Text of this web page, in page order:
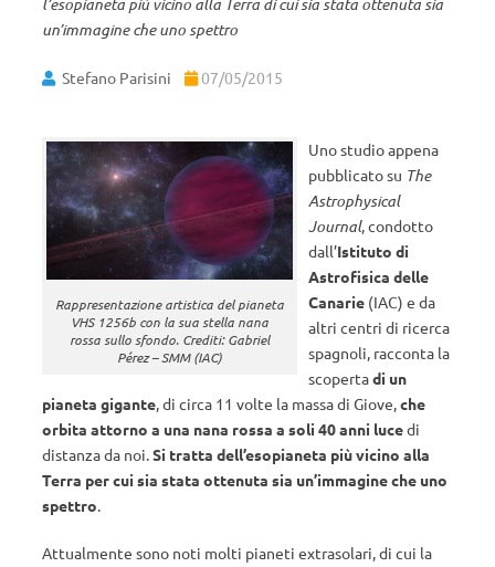
un’immagine che uno spettro
Stefano Parisini 07/05/2015
Rappresentazione artistica del pianeta
VHS 1256b con la sua stella nana
rossa sullo sfondo. Crediti: Gabriel
Pérez – SMM (IAC)
Uno studio appena
pubblicato su The
Astrophysical
Journal, condotto
dall’Istituto di
Astrofisica delle
Canarie (IAC) e da
altri centri di ricerca
spagnoli, racconta la
scopertadi un
pianeta gigante, di circa 11 volte la massa di Giove,che
orbita attorno a una nana rossa a soli 40 anni lucedi
distanza da noi.Si tratta dell’esopianeta più vicino alla
Terra per cui sia stata ottenuta sia un’immagine che uno
spettro.
Attualmente sono noti molti pianeti extrasolari, di cui la